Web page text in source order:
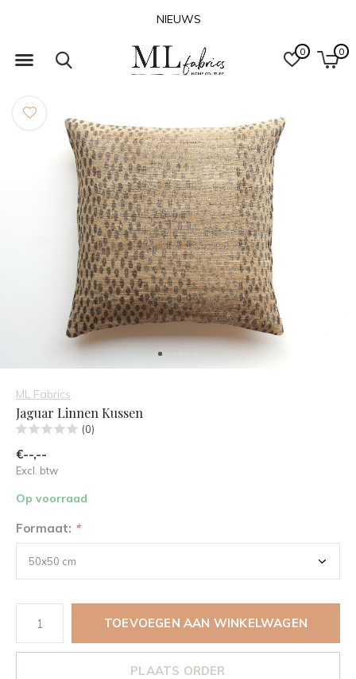
0 0
NIEUWS
ML Fabrics
Jaguar Linnen Kussen
(0)
€--,--
Excl. btw
Op voorraad
Formaat: *
TOEVOEGEN AAN WINKELWAGEN
PLAATS ORDER